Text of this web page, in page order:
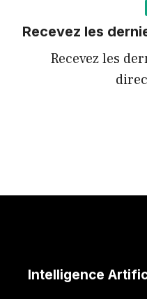
Recevez les
Recevez les
Intelligence